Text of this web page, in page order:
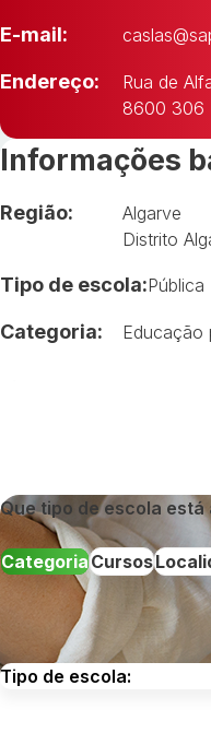
E-mail:
Endereço:
Rua de
8600 306
Informações
Região:
Algarve
Distrito
Tipo de escola:Pública
Categoria: Educação
Que tipo de escola
CategoriaCursos